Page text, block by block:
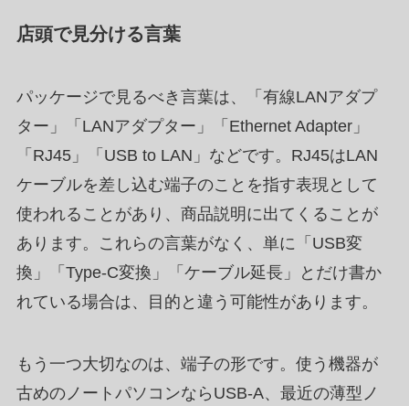
店頭で見分ける言葉
パッケージで見るべき言葉は、「有線LANアダプ
ター」「LANアダプター」「Ethernet Adapter」
「RJ45」「USB to LAN」などです。RJ45はLAN
ケーブルを差し込む端子のことを指す表現として
使われることがあり、商品説明に出てくることが
あります。これらの言葉がなく、単に「USB変
換」「Type-C変換」「ケーブル延長」とだけ書か
れている場合は、目的と違う可能性があります。
もう一つ大切なのは、端子の形です。使う機器が
古めのノートパソコンならUSB-A、最近の薄型ノ